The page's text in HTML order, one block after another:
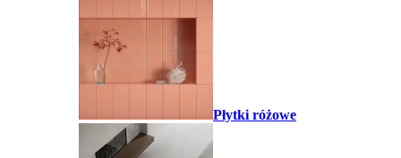
Płytki różowe